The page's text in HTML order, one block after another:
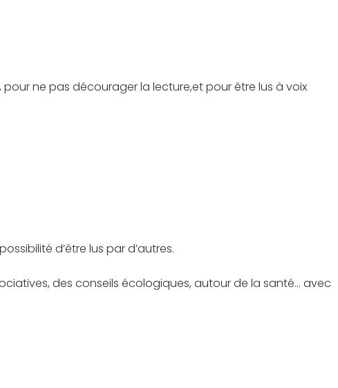
ne pas décourager la lecture,et pour être lus à voix
d’être lus par d’autres.
des conseils écologiques, autour de la santé… avec